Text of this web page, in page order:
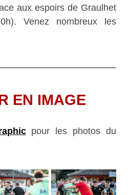
aux espoirs de Graulhet
Venez nombreux les
EN IMAGE
pour les photos du